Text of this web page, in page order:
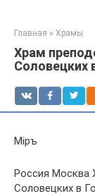
Главная » Храмы
Храм
Соловецких
Мiръ
Россия Москва
Соловецких в